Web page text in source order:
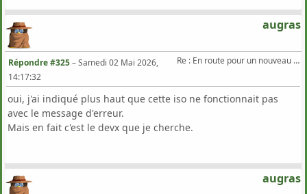
augras
Re : En route pour un nouveau Triton .
Répondre #325–Samedi 02 Mai 2026,
14:17:32
oui, j'ai indiqué plus haut que cette iso ne fonctionnait pas
avec le message d'erreur.
Mais en fait c'est le devx que je cherche.
augras